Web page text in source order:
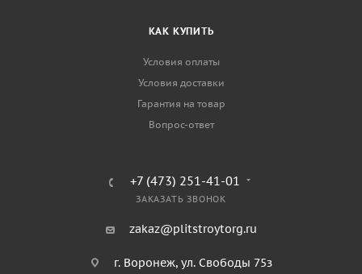
КАК КУПИТЬ
Условия оплаты
Условия доставки
Гарантия на товар
Вопрос-ответ
+7 (473) 251-41-01
ЗАКАЗАТЬ ЗВОНОК
zakaz@plitstroytorg.ru
г. Воронеж, ул. Свободы 75з